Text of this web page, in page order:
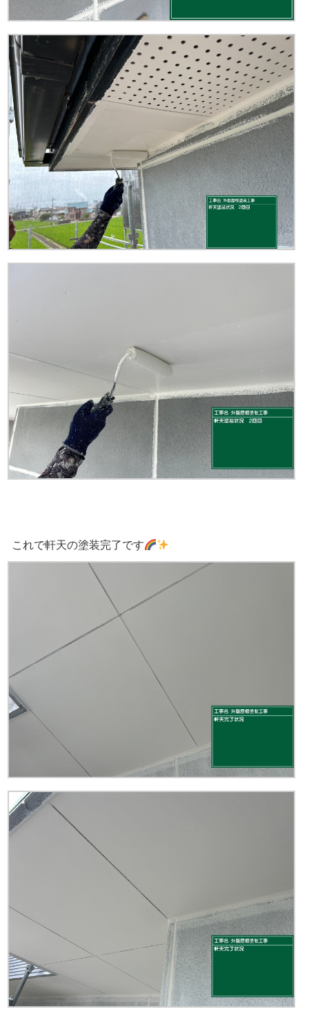
これで軒天の塗装完了です